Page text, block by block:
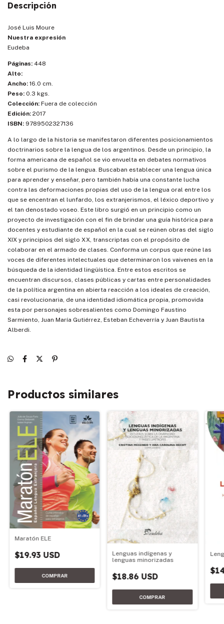
Descripción
José Luis Moure
Nuestra expresión
Eudeba
Páginas: 448
Alto:
Ancho: 16.0 cm.
Peso: 0.3 kgs.
Colección: Fuera de colección
Edición: 2017
ISBN: 9789502327136
A lo largo de la historia se manifestaron diferentes posicionamientos
doctrinarios sobre la lengua de los argentinos. Desde un principio, la
forma americana de español se vio envuelta en debates normativos
sobre el purismo de la lengua. Buscaban establecer una lengua única
para aprender y enseñar, pero también había una constante lucha
contra las deformaciones propias del uso de la lengua oral entre los
que se encentran el lunfardo, los extranjerismos, el léxico deportivo y
el tan denostado voseo. Este libro surgió en un principio como un
proyecto de investigación con el fin de brindar una guía histórica para
docentes y estudiante de español en la cual se reúnen obras del siglo
XIX y principios del siglo XX, transcriptas con el propósito de
colaborar en el armado de clases. Conforma un corpus que reúne las
voces de diferentes intelectuales que determinaron los vaivenes en la
búsqueda de la identidad lingüística. Entre estos escritos se
encuentran discursos, clases públicas y cartas entre personalidades
de la política argentina en abierta reacción a los ideales de creación,
casi revolucionaria, de una identidad idiomática propia, promovida
esta por personajes sobresalientes como Domingo Faustino
Sarmiento, Juan María Gutiérrez, Esteban Echeverría y Juan Bautista
Alberdi.
Productos similares
Maratón ELE
$19.93 USD
Lenguas indígenas y
lenguas minorizadas
$18.86 USD